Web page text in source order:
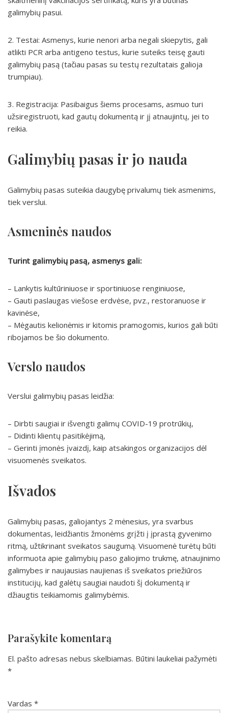
galimybių pasui.
2. Testai: Asmenys, kurie nenori arba negali skiepytis, gali
atlikti PCR arba antigeno testus, kurie suteiks teisę gauti
galimybių pasą (tačiau pasas su testų rezultatais galioja
trumpiau).
3. Registracija: Pasibaigus šiems procesams, asmuo turi
užsiregistruoti, kad gautų dokumentą ir jį atnaujintų, jei to
reikia.
Galimybių pasas ir jo nauda
Galimybių pasas suteikia daugybę privalumų tiek asmenims,
tiek verslui.
Asmeninės naudos
Turint galimybių pasą, asmenys gali:
– Lankytis kultūriniuose ir sportiniuose renginiuose,
– Gauti paslaugas viešose erdvėse, pvz., restoranuose ir
kavinėse,
– Mėgautis kelionėmis ir kitomis pramogomis, kurios gali būti
ribojamos be šio dokumento.
Verslo naudos
Verslui galimybių pasas leidžia:
– Dirbti saugiai ir išvengti galimų COVID-19 protrūkių,
– Didinti klientų pasitikėjimą,
– Gerinti įmonės įvaizdį, kaip atsakingos organizacijos dėl
visuomenės sveikatos.
Išvados
Galimybių pasas, galiojantys 2 mėnesius, yra svarbus
dokumentas, leidžiantis žmonėms grįžti į įprastą gyvenimo
ritmą, užtikrinant sveikatos saugumą. Visuomenė turėtų būti
informuota apie galimybių paso galiojimo trukmę, atnaujinimo
galimybes ir naujausias naujienas iš sveikatos priežiūros
institucijų, kad galėtų saugiai naudoti šį dokumentą ir
džiaugtis teikiamomis galimybėmis.
Parašykite komentarą
El. pašto adresas nebus skelbiamas. Būtini laukeliai pažymėti
*
Vardas *